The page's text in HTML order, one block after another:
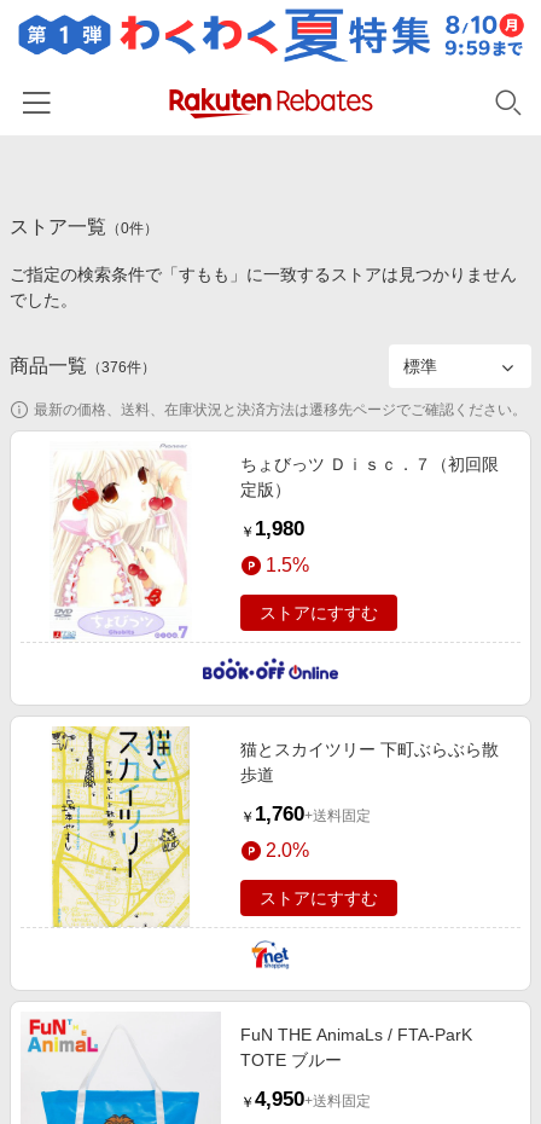
カテゴリー一覧
百貨店・総合ECモール
食品・スイーツ・お酒
コスメ・健康・医薬品
キッズ・ベビー用品
家電・PC・スマホ・カメラ
エンタメ
スポーツ・アウトドア・ゴルフ
インテリア・寝具
旅行・レジャー・ホテル予約
生活・お役立ち
金融・マネー・保険
デジタルコンテンツ
ビジネス・その他サービス
イベント一覧
初回購入者限定特典
対象ストア新規限定特典
新着ストアのご紹介
電子書籍特集
楽天ペイ導入ストア
楽天サービス特集
旅行特集
お中元特集2026
とことん買い物チャレンジ
Apple公式サイト×楽天カード分割払い
Qoo10メガポ
楽天IDでログイン/会員登録
ストア一覧 （0件）
ご指定の検索条件で「すもも」に一致するストアは見つかりません
でした。
商品一覧 （376件）
最新の価格、送料、在庫状況と決済方法は遷移先ページでご確認ください。
ちょびっツ Ｄｉｓｃ．７（初回限
定版）
￥ 1,980
1.5%
ストアにすすむ
猫とスカイツリー 下町ぶらぶら散
歩道
￥ 1,760+送料固定
2.0%
ストアにすすむ
FuN THE AnimaLs / FTA-ParK
TOTE ブルー
￥ 4,950+送料固定